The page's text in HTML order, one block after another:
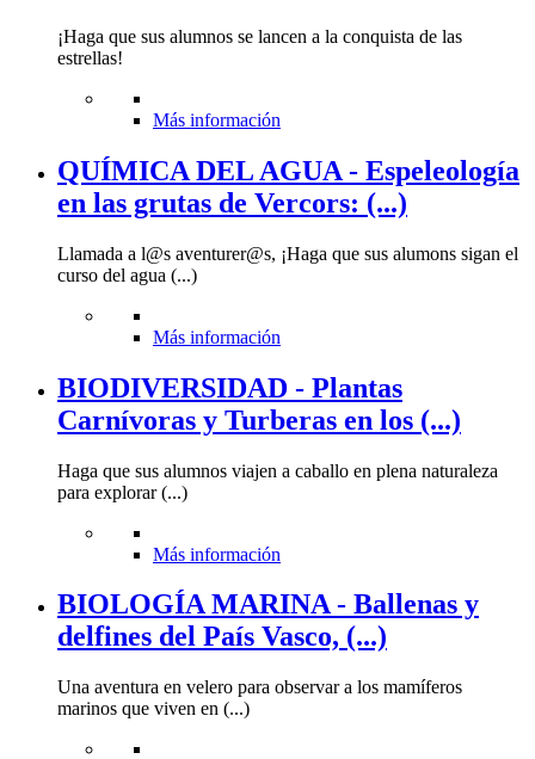
¡Haga que sus alumnos se lancen a la conquista de las
estrellas!
Más información
QUÍMICA DEL AGUA - Espeleología
en las grutas de Vercors: (...)
Llamada a l@s aventurer@s, ¡Haga que sus alumons sigan el
curso del agua (...)
Más información
BIODIVERSIDAD - Plantas
Carnívoras y Turberas en los (...)
Haga que sus alumnos viajen a caballo en plena naturaleza
para explorar (...)
Más información
BIOLOGÍA MARINA - Ballenas y
delfines del País Vasco, (...)
Una aventura en velero para observar a los mamíferos
marinos que viven en (...)